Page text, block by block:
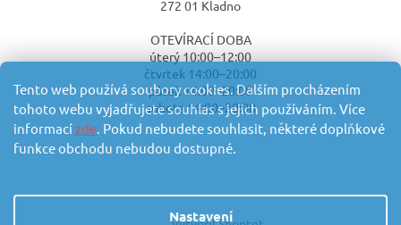
Tento web používá soubory cookies. Dalším procházením
tohoto webu vyjadřujete souhlas s jejich používáním. Více
informacízde. Pokud nebudete souhlasit, některé doplňkové
funkce obchodu nebudou dostupné.
Nastavení
272 01 Kladno
OTEVÍRACÍ DOBA
úterý 10:00–12:00
čtvrtek 14:00–20:00
pátek 14:00–20:00
sobota 14:00–20:00